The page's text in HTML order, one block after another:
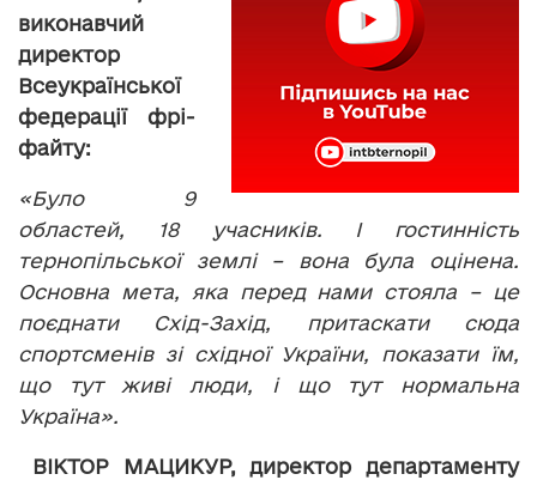
виконавчий
директор
Всеукраїнської
федерації фрі-
файту:
«Було 9
областей, 18 учасників. І гостинність
тернопільської землі – вона була оцінена.
Основна мета, яка перед нами стояла – це
поєднати Схід-Захід, притаскати сюда
спортсменів зі східної України, показати їм,
що тут живі люди, і що тут нормальна
Україна».
ВІКТОР МАЦИКУР, директор департаменту